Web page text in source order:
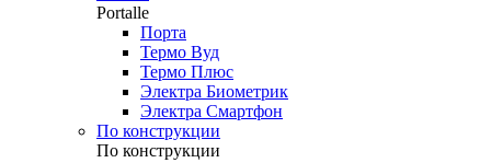
Portalle
Порта
Термо Вуд
Термо Плюс
Электра Биометрик
Электра Смартфон
По конструкции
По конструкции